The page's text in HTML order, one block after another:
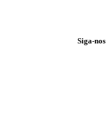
Siga-nos